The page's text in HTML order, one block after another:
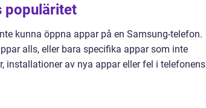
populäritet
kunna öppna appar på en Samsung-telefon.
alls, eller bara specifika appar som inte
installationer av nya appar eller fel i telefonens